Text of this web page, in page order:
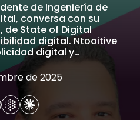
de Ingeniería de
conversa con su
de State of Digital
digital. Ntooitive
digital y…
de 2025